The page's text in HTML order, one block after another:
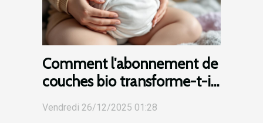
Comment l'abonnement de
couches bio transforme-t-il
la parentalité?
Vendredi 26/12/2025 01:28